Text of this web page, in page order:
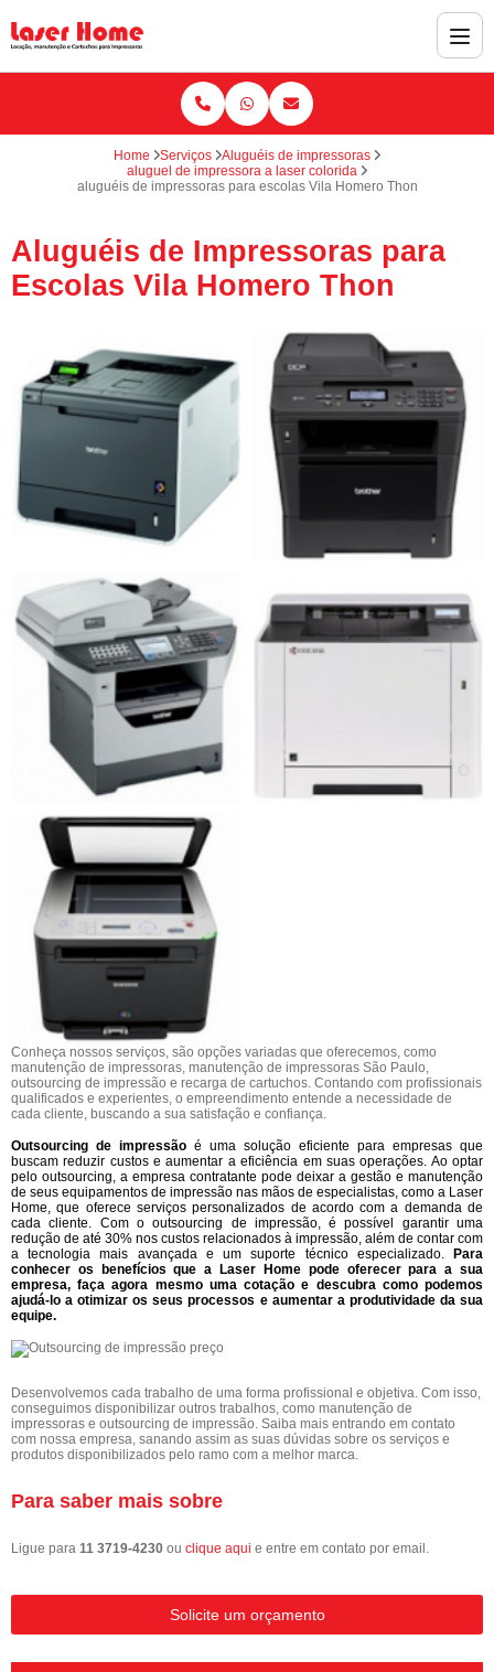
Home Serviços
Aluguéis de impressoras
aluguel de impressora a laser colorida
aluguéis de impressoras para escolas Vila Homero Thon
Aluguéis de Impressoras para
Escolas Vila Homero Thon
Conheça nossos serviços, são opções variadas que oferecemos, como
manutenção de impressoras, manutenção de impressoras São Paulo,
outsourcing de impressão e recarga de cartuchos. Contando com profissionais
qualificados e experientes, o empreendimento entende a necessidade de
cada cliente, buscando a sua satisfação e confiança.
Outsourcing de impressão é uma solução eficiente para empresas que
buscam reduzir custos e aumentar a eficiência em suas operações. Ao optar
pelo outsourcing, a empresa contratante pode deixar a gestão e manutenção
de seus equipamentos de impressão nas mãos de especialistas, como a Laser
Home, que oferece serviços personalizados de acordo com a demanda de
cada cliente. Com o outsourcing de impressão, é possível garantir uma
redução de até 30% nos custos relacionados à impressão, além de contar com
a tecnologia mais avançada e um suporte técnico especializado. Para
conhecer os benefícios que a Laser Home pode oferecer para a sua
empresa, faça agora mesmo uma cotação e descubra como podemos
ajudá-lo a otimizar os seus processos e aumentar a produtividade da sua
equipe.
Desenvolvemos cada trabalho de uma forma profissional e objetiva. Com isso,
conseguimos disponibilizar outros trabalhos, como manutenção de
impressoras e outsourcing de impressão. Saiba mais entrando em contato
com nossa empresa, sanando assim as suas dúvidas sobre os serviços e
produtos disponibilizados pelo ramo com a melhor marca.
Para saber mais sobre
Ligue para 11 3719-4230 ou clique aqui e entre em contato por email.
Solicite um orçamento